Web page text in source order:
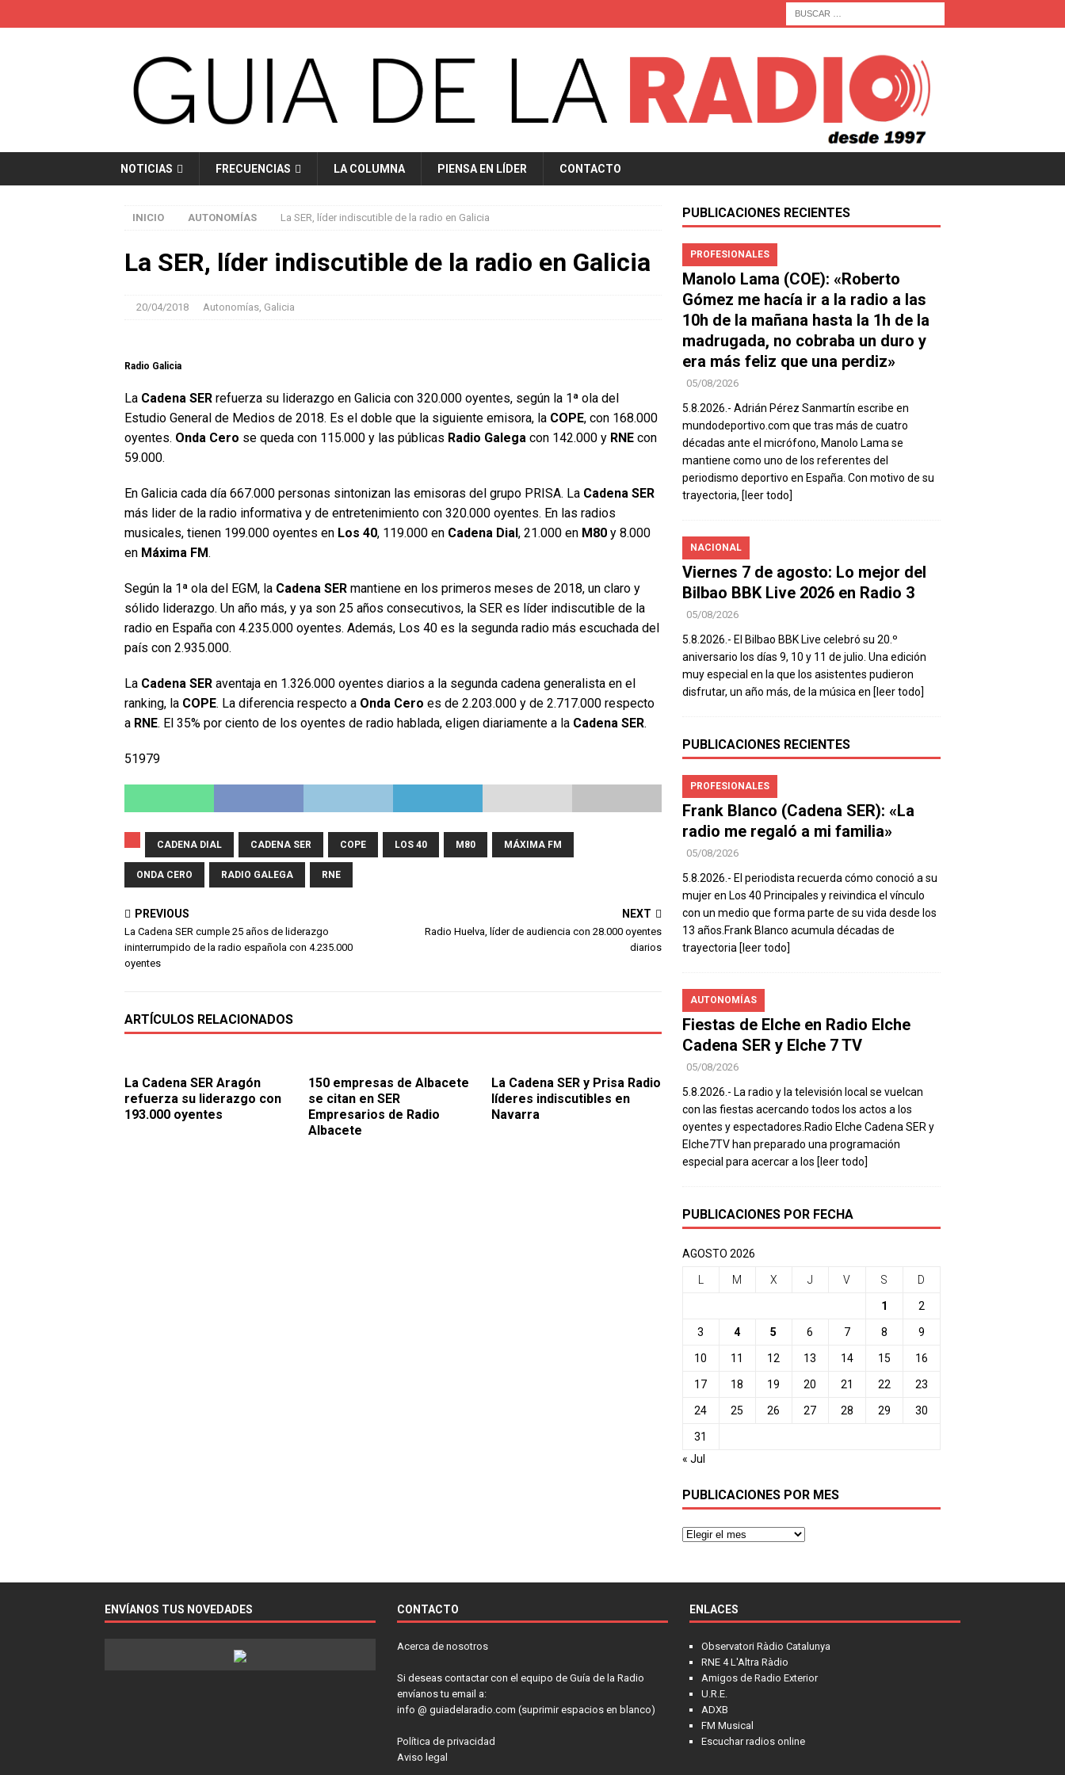
NOTICIAS FRECUENCIAS LA COLUMNA PIENSA EN LÍDER CONTACTO
INICIO AUTONOMÍAS La SER, líder indiscutible de la radio en Galicia
La SER, líder indiscutible de la radio en Galicia
20/04/2018 Autonomías Galicia
Radio Galicia
La Cadena SER refuerza su liderazgo en Galicia con 320.000 oyentes, según la 1ª ola del
Estudio General de Medios de 2018. Es el doble que la siguiente emisora, la COPE, con 168.000
oyentes. Onda Cero se queda con 115.000 y las públicas Radio Galega con 142.000 y RNE con
59.000.
En Galicia cada día 667.000 personas sintonizan las emisoras del grupo PRISA. La Cadena SER
más lider de la radio informativa y de entretenimiento con 320.000 oyentes. En las radios
musicales, tienen 199.000 oyentes en Los 40, 119.000 en Cadena Dial, 21.000 en M80 y 8.000
en Máxima FM.
Según la 1ª ola del EGM, la Cadena SER mantiene en los primeros meses de 2018, un claro y
sólido liderazgo. Un año más, y ya son 25 años consecutivos, la SER es líder indiscutible de la
radio en España con 4.235.000 oyentes. Además, Los 40 es la segunda radio más escuchada del
país con 2.935.000.
La Cadena SER aventaja en 1.326.000 oyentes diarios a la segunda cadena generalista en el
ranking, la COPE. La diferencia respecto a Onda Cero es de 2.203.000 y de 2.717.000 respecto
a RNE. El 35% por ciento de los oyentes de radio hablada, eligen diariamente a la Cadena SER.
51979
CADENA DIAL CADENA SER COPE LOS 40 M80 MÁXIMA FM
ONDA CERO RADIO GALEGA RNE
PREVIOUS
La Cadena SER cumple 25 años de liderazgo
ininterrumpido de la radio española con 4.235.000
oyentes
NEXT
Radio Huelva, líder de audiencia con 28.000 oyentes
diarios
ARTÍCULOS RELACIONADOS
La Cadena SER Aragón
refuerza su liderazgo con
193.000 oyentes
150 empresas de Albacete
se citan en SER
Empresarios de Radio
Albacete
La Cadena SER y Prisa Radio
líderes indiscutibles en
Navarra
PUBLICACIONES RECIENTES
PROFESIONALES
Manolo Lama (COE): «Roberto
Gómez me hacía ir a la radio a las
10h de la mañana hasta la 1h de la
madrugada, no cobraba un duro y
era más feliz que una perdiz»
05/08/2026
5.8.2026.- Adrián Pérez Sanmartín escribe en
mundodeportivo.com que tras más de cuatro
décadas ante el micrófono, Manolo Lama se
mantiene como uno de los referentes del
periodismo deportivo en España. Con motivo de su
trayectoria, [leer todo]
NACIONAL
Viernes 7 de agosto: Lo mejor del
Bilbao BBK Live 2026 en Radio 3
05/08/2026
5.8.2026.- El Bilbao BBK Live celebró su 20.º
aniversario los días 9, 10 y 11 de julio. Una edición
muy especial en la que los asistentes pudieron
disfrutar, un año más, de la música en [leer todo]
PUBLICACIONES RECIENTES
PROFESIONALES
Frank Blanco (Cadena SER): «La
radio me regaló a mi familia»
05/08/2026
5.8.2026.- El periodista recuerda cómo conoció a su
mujer en Los 40 Principales y reivindica el vínculo
con un medio que forma parte de su vida desde los
13 años.Frank Blanco acumula décadas de
trayectoria [leer todo]
AUTONOMÍAS
Fiestas de Elche en Radio Elche
Cadena SER y Elche 7 TV
05/08/2026
5.8.2026.- La radio y la televisión local se vuelcan
con las fiestas acercando todos los actos a los
oyentes y espectadores.Radio Elche Cadena SER y
Elche7TV han preparado una programación
especial para acercar a los [leer todo]
PUBLICACIONES POR FECHA
AGOSTO 2026
L M X J V S D
1 2
3 4 5 6 7 8 9
10 11 12 13 14 15 16
17 18 19 20 21 22 23
24 25 26 27 28 29 30
31
« Jul
PUBLICACIONES POR MES
ENVÍANOS TUS NOVEDADES CONTACTO
Acerca de nosotros
Si deseas contactar con el equipo de Guía de la Radio
envíanos tu email a:
info @ guiadelaradio.com (suprimir espacios en blanco)
Política de privacidad
Aviso legal
ENLACES
Observatori Ràdio Catalunya
RNE 4 L'Altra Ràdio
Amigos de Radio Exterior
U.R.E.
ADXB
FM Musical
Escuchar radios online